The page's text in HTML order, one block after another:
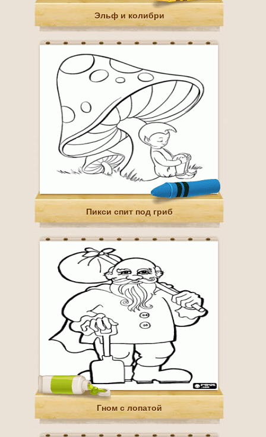
Эльф и колибри
Пикси спит под гриб
Гном с лопатой